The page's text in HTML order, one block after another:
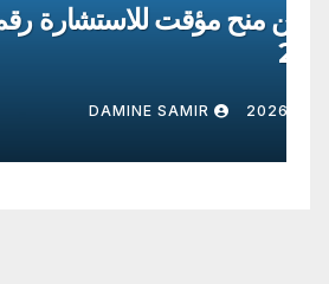
إعلان عن منح مؤقت
2026/8
2026-07-30
DAMINE SAMIR